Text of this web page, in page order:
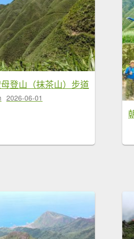
登山（抹茶山）步道
2026-06-01